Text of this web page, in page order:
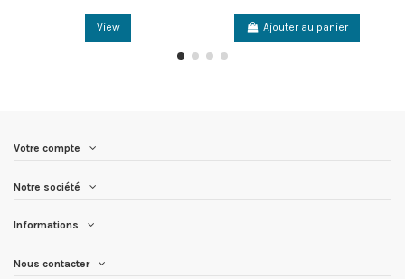
View Ajouter au panier
Votre compte
Notre société
Informations
Nous contacter